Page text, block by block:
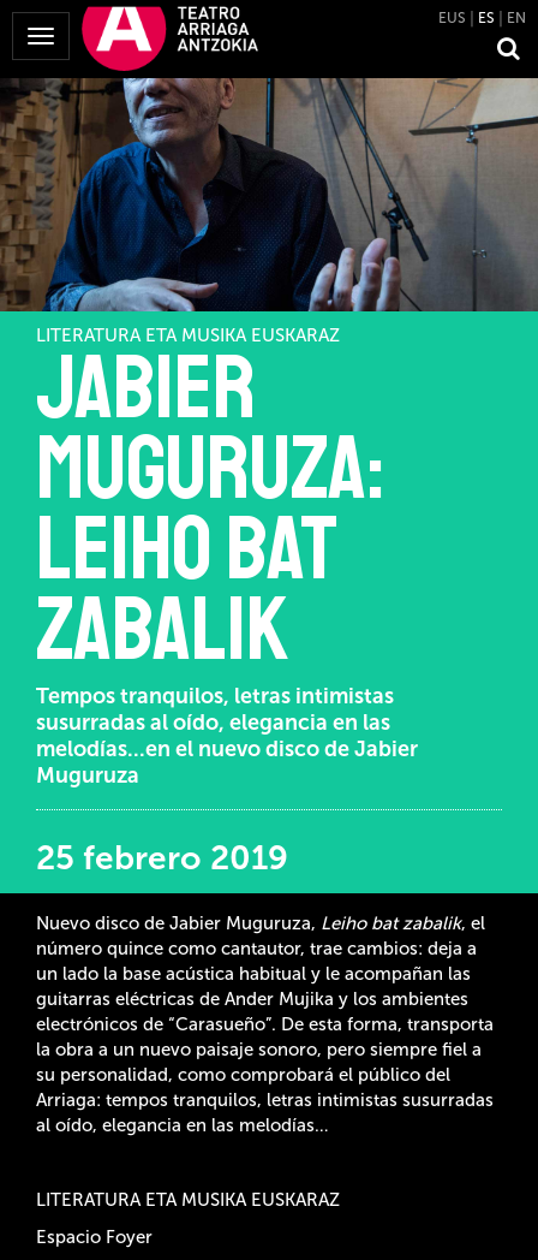
Mostrar
Menú
EUS ES EN
LITERATURA ETA MUSIKA EUSKARAZ
Jabier
Muguruza:
Leiho bat
zabalik
Tempos tranquilos, letras intimistas
susurradas al oído, elegancia en las
melodías...en el nuevo disco de Jabier
Muguruza
25 febrero 2019
Nuevo disco de Jabier Muguruza, Leiho bat zabalik, el
número quince como cantautor, trae cambios: deja a
un lado la base acústica habitual y le acompañan las
guitarras eléctricas de Ander Mujika y los ambientes
electrónicos de “Carasueño”. De esta forma, transporta
la obra a un nuevo paisaje sonoro, pero siempre fiel a
su personalidad, como comprobará el público del
Arriaga: tempos tranquilos, letras intimistas susurradas
al oído, elegancia en las melodías…
LITERATURA ETA MUSIKA EUSKARAZ
Espacio Foyer